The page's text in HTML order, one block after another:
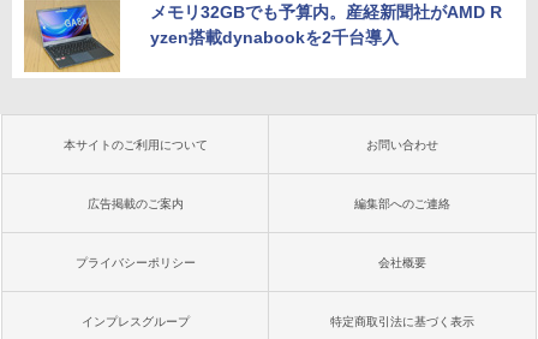
メモリ32GBでも予算内。産経新聞社がAMD R
yzen搭載dynabookを2千台導入
本サイトのご利用について お問い合わせ
広告掲載のご案内 編集部へのご連絡
プライバシーポリシー 会社概要
インプレスグループ 特定商取引法に基づく表示